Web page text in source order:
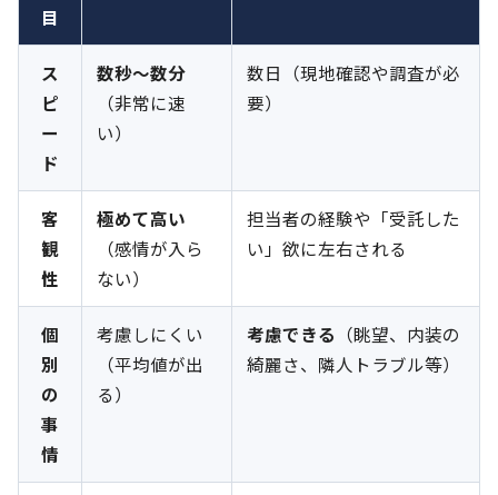
目
ス
ピ
ー
ド
数秒〜数分
（非常に速
い）
数日（現地確認や調査が必
要）
客
観
性
極めて高い
（感情が入ら
ない）
担当者の経験や「受託した
い」欲に左右される
個
別
の
事
情
考慮しにくい
（平均値が出
る）
考慮できる （眺望、内装の
綺麗さ、隣人トラブル等）